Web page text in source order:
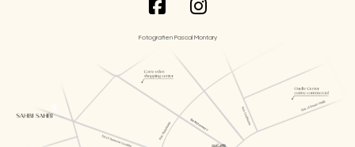
Fotografien Pascal Montary